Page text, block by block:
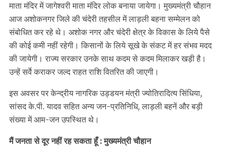
माता मंदिर में जागेश्वरी माता मंदिर लोक बनाया जायेगा। मुख्यमंत्री चौहान
आज अशोकनगर जिले की चंदेरी तहसील में लाड़ली बहना सम्मेलन को
संबोधित कर रहे थे। अशोक नगर और चंदेरी क्षेत्र के विकास के लिये पैसे
की कोई कमी नहीं रहेगी। किसानों के लिये सूखे के संकट में हर संभव मदद
की जायेगी। राज्य सरकार उनके साथ कदम से कदम मिलाकर खड़ी है।
उन्हें सर्वे कराकर जल्द राहत राशि वितरित की जाएगी।
इस अवसर पर केन्द्रीय नागरिक उड्डयन मंत्री ज्योतिरादित्य सिंधिया,
सांसद के.पी. यादव सहित अन्य जन-प्रतिनिधि, लाड़ली बहनें और बड़ी
संख्या में आम-जन उपस्थित थे।
मैं जनता से दूर नहीं रह सकता हूँ : मुख्यमंत्री चौहान